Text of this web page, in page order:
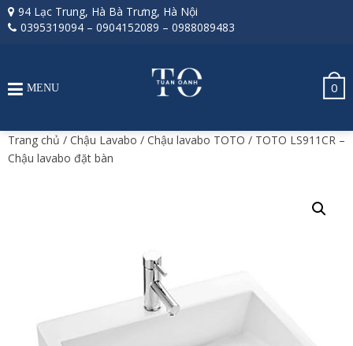
94 Lạc Trung, Hà Bà Trưng, Hà Nội
0395319094 – 0904152089 – 0988089483
0
MENU
Trang chủ / Chậu Lavabo / Chậu lavabo TOTO / TOTO LS911CR –
Chậu lavabo đặt bàn